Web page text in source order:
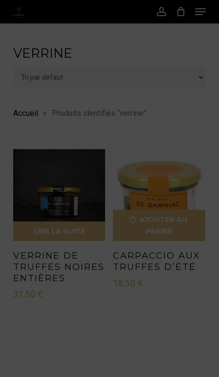
Passer
principal
Compte
Menu
VERRINE
Accueil Produits identifiés “verrine”
LIRE LA SUITE
VERRINE DE
TRUFFES NOIRES
ENTIÈRES
37,50 €
AJOUTER AU
PANIER
CARPACCIO AUX
TRUFFES D’ÉTÉ
18,50 €